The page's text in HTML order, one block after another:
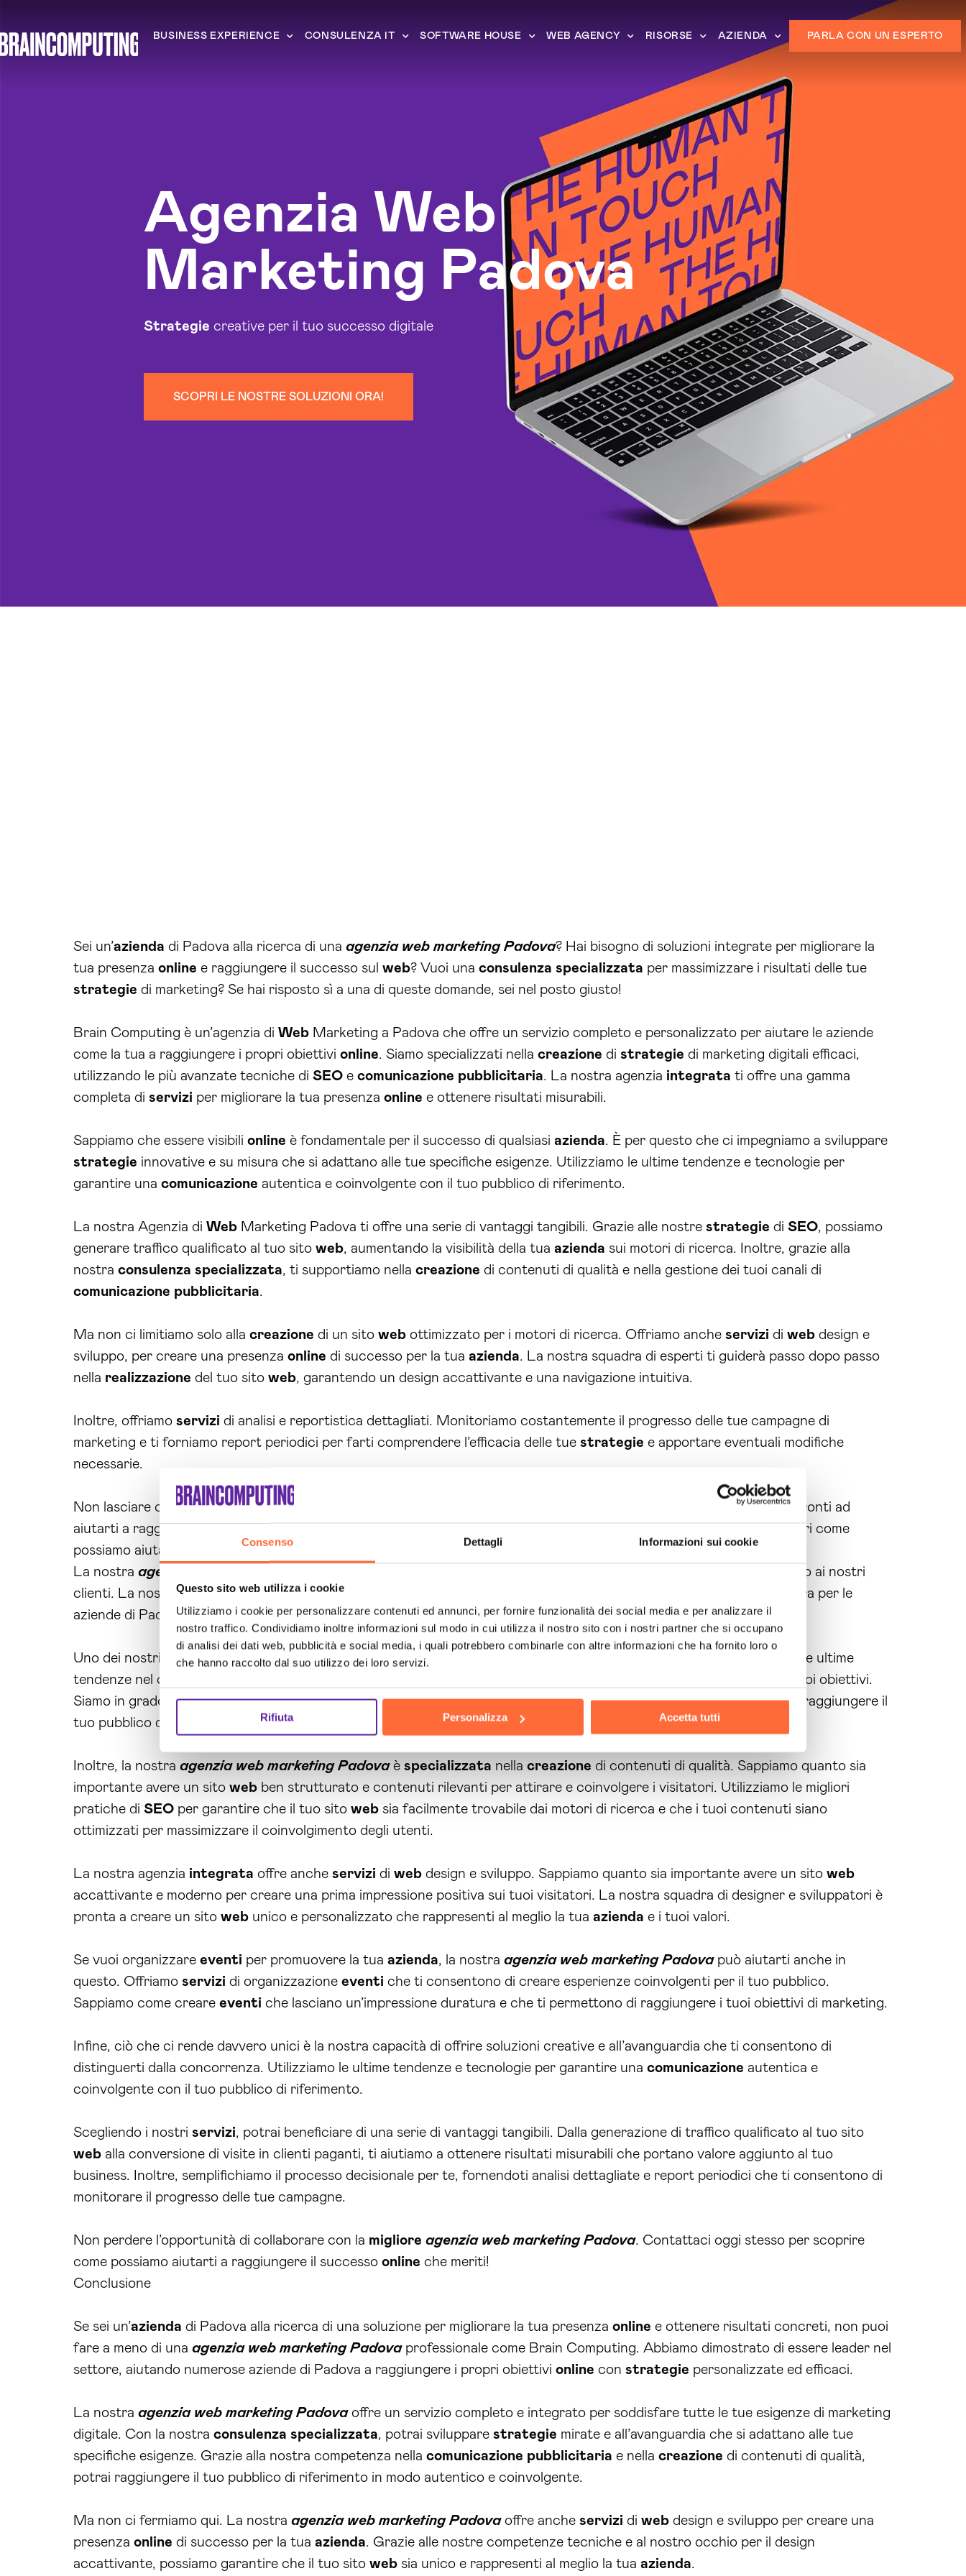
Consenso Dettagli Informazioni sui cookie
Questo sito web utilizza i cookie
Utilizziamo i cookie per personalizzare contenuti ed annunci, per fornire funzionalità dei social media e per analizzare il
nostro traffico. Condividiamo inoltre informazioni sul modo in cui utilizza il nostro sito con i nostri partner che si occupano
di analisi dei dati web, pubblicità e social media, i quali potrebbero combinarle con altre informazioni che ha fornito loro o
che hanno raccolto dal suo utilizzo dei loro servizi.
Rifiuta Personalizza Accetta tutti
BUSINESS EXPERIENCE CONSULENZA IT SOFTWARE HOUSE WEB AGENCY RISORSE AZIENDA PARLA CON UN ESPERTO
Agenzia Web
Marketing Padova
Strategie creative per il tuo successo digitale
SCOPRI LE NOSTRE SOLUZIONI ORA!
Sei un’azienda di Padova alla ricerca di una agenzia web marketing Padova? Hai bisogno di soluzioni integrate per migliorare la
tua presenza online e raggiungere il successo sul web? Vuoi una consulenza specializzata per massimizzare i risultati delle tue
strategie di marketing? Se hai risposto sì a una di queste domande, sei nel posto giusto!
Brain Computing è un’agenzia di Web Marketing a Padova che offre un servizio completo e personalizzato per aiutare le aziende
come la tua a raggiungere i propri obiettivi online. Siamo specializzati nella creazione di strategie di marketing digitali efficaci,
utilizzando le più avanzate tecniche di SEO e comunicazione pubblicitaria. La nostra agenzia integrata ti offre una gamma
completa di servizi per migliorare la tua presenza online e ottenere risultati misurabili.
Sappiamo che essere visibili online è fondamentale per il successo di qualsiasi azienda. È per questo che ci impegniamo a sviluppare
strategie innovative e su misura che si adattano alle tue specifiche esigenze. Utilizziamo le ultime tendenze e tecnologie per
garantire una comunicazione autentica e coinvolgente con il tuo pubblico di riferimento.
La nostra Agenzia di Web Marketing Padova ti offre una serie di vantaggi tangibili. Grazie alle nostre strategie di SEO, possiamo
generare traffico qualificato al tuo sito web, aumentando la visibilità della tua azienda sui motori di ricerca. Inoltre, grazie alla
nostra consulenza specializzata, ti supportiamo nella creazione di contenuti di qualità e nella gestione dei tuoi canali di
comunicazione pubblicitaria.
Ma non ci limitiamo solo alla creazione di un sito web ottimizzato per i motori di ricerca. Offriamo anche servizi di web design e
sviluppo, per creare una presenza online di successo per la tua azienda. La nostra squadra di esperti ti guiderà passo dopo passo
nella realizzazione del tuo sito web, garantendo un design accattivante e una navigazione intuitiva.
Inoltre, offriamo servizi di analisi e reportistica dettagliati. Monitoriamo costantemente il progresso delle tue campagne di
marketing e ti forniamo report periodici per farti comprendere l’efficacia delle tue strategie e apportare eventuali modifiche
necessarie.
Non lasciare che la concorrenza ti superi! Scegli la nostra web . Siamo pronti ad
aiutarti a raggiungere il successo
personalizzata e scopri come
possiamo aiutarti a ottenere risultati concreti per la tua
azienda .
La nostra agenzia web marketing Padova
si distingue per una serie di punti di forza e vantaggi esclusivi che offriamo ai nostri
clienti. La nostra esperienza e competenza nel settore del marketing digitale ci permettono di offrire soluzioni su misura per le
aziende di Padova che cercanostrategieefficaci per migliorare la loro presenzaonline .
Uno dei nostri punti di forza è la nostraconsulenza specializzata
. I nostri esperti sono costantemente aggiornati sulle ultime
tendenze nel campo del marketing digitale e possono guidarti nella
mirate per raggiungere i tuoi obiettivi.
Siamo in grado di consigliarti su come utilizzare al meglio le piattaforme e i canali di comunicazione pubblicitariaper raggiungere il
tuo pubblico di riferimento.
Inoltre, la nostra agenzia web marketing Padovaè specializzata nella creazione di contenuti di qualità. Sappiamo quanto sia
importante avere un sito web ben strutturato e contenuti rilevanti per attirare e coinvolgere i visitatori. Utilizziamo le migliori
pratiche di SEO per garantire che il tuo sito web sia facilmente trovabile dai motori di ricerca e che i tuoi contenuti siano
ottimizzati per massimizzare il coinvolgimento degli utenti.
La nostra agenzia integrata offre anche servizi di web design e sviluppo. Sappiamo quanto sia importante avere un sito web
accattivante e moderno per creare una prima impressione positiva sui tuoi visitatori. La nostra squadra di designer e sviluppatori è
pronta a creare un sito web unico e personalizzato che rappresenti al meglio la tua azienda e i tuoi valori.
Se vuoi organizzare eventi per promuovere la tua azienda, la nostra agenzia web marketing Padovapuò aiutarti anche in
questo. Offriamo servizi di organizzazione eventi che ti consentono di creare esperienze coinvolgenti per il tuo pubblico.
Sappiamo come creare eventi che lasciano un’impressione duratura e che ti permettono di raggiungere i tuoi obiettivi di marketing.
Infine, ciò che ci rende davvero unici è la nostra capacità di offrire soluzioni creative e all’avanguardia che ti consentono di
distinguerti dalla concorrenza. Utilizziamo le ultime tendenze e tecnologie per garantire una comunicazione autentica e
coinvolgente con il tuo pubblico di riferimento.
Scegliendo i nostri servizi, potrai beneficiare di una serie di vantaggi tangibili. Dalla generazione di traffico qualificato al tuo sito
web alla conversione di visite in clienti paganti, ti aiutiamo a ottenere risultati misurabili che portano valore aggiunto al tuo
business. Inoltre, semplifichiamo il processo decisionale per te, fornendoti analisi dettagliate e report periodici che ti consentono di
monitorare il progresso delle tue campagne.
Non perdere l’opportunità di collaborare con la migliore agenzia web marketing Padova. Contattaci oggi stesso per scoprire
come possiamo aiutarti a raggiungere il successo online che meriti!
Conclusione
Se sei un’azienda di Padova alla ricerca di una soluzione per migliorare la tua presenza online e ottenere risultati concreti, non puoi
fare a meno di una agenzia web marketing Padovaprofessionale come Brain Computing. Abbiamo dimostrato di essere leader nel
settore, aiutando numerose aziende di Padova a raggiungere i propri obiettivi online con strategie personalizzate ed efficaci.
La nostra agenzia web marketing Padovaoffre un servizio completo e integrato per soddisfare tutte le tue esigenze di marketing
digitale. Con la nostra consulenza specializzata, potrai sviluppare strategie mirate e all’avanguardia che si adattano alle tue
specifiche esigenze. Grazie alla nostra competenza nella comunicazione pubblicitaria e nella creazione di contenuti di qualità,
potrai raggiungere il tuo pubblico di riferimento in modo autentico e coinvolgente.
Ma non ci fermiamo qui. La nostra agenzia web marketing Padovaoffre anche servizi di web design e sviluppo per creare una
presenza online di successo per la tua azienda. Grazie alle nostre competenze tecniche e al nostro occhio per il design
accattivante, possiamo garantire che il tuo sito web sia unico e rappresenti al meglio la tua azienda.